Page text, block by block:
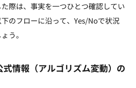
際は、事実を一つひとつ確認してい
のフローに沿って、Yes/Noで状況
う。
情報（アルゴリズム変動）の